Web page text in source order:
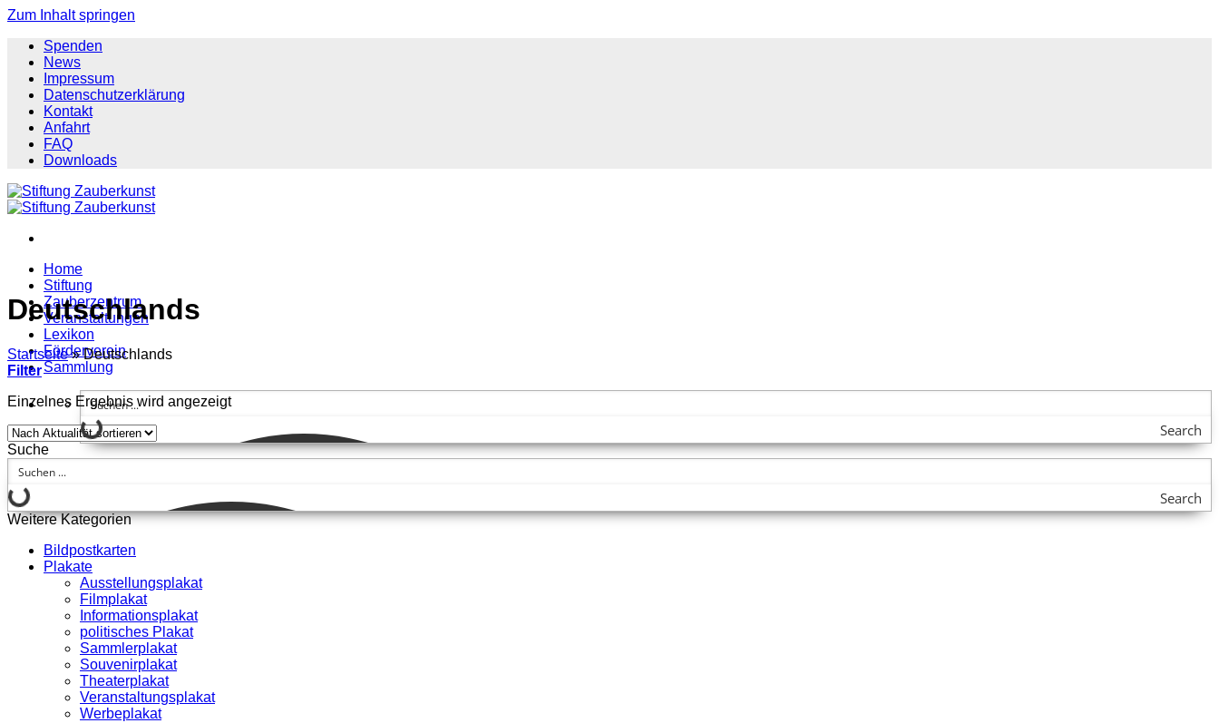
Zum Inhalt springen
Spenden
News
Impressum
Datenschutzerklärung
Kontakt
Anfahrt
FAQ
Downloads
Home
Stiftung
Zauberzentrum
Veranstaltungen
Lexikon
Förderverein
Sammlung
Search
Deutschlands
Startseite » Deutschlands
Filter
Einzelnes Ergebnis wird angezeigt
Suche
Search
Weitere Kategorien
Bildpostkarten
Plakate
Ausstellungsplakat
Filmplakat
Informationsplakat
politisches Plakat
Sammlerplakat
Souvenirplakat
Theaterplakat
Veranstaltungsplakat
Werbeplakat